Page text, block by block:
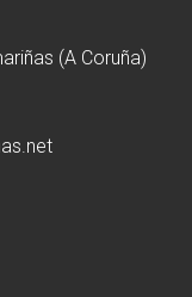
(A Coruña)